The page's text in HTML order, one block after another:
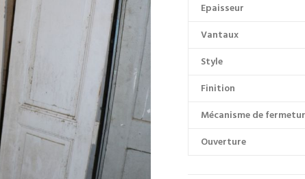
Epaisseur
Vantaux
Style
Finition
Mécanisme de
Ouverture